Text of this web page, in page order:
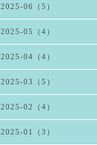
2025-06（5）
2025-05（4）
2025-04（4）
2025-03（5）
2025-02（4）
2025-01（3）